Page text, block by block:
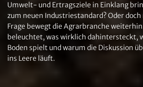
Umwelt- und Ertragsziele in Einklang
zum neuen Industriestandard? Oder doch
Frage bewegt die Agrarbranche
beleuchtet, was wirklich dahintersteckt,
Boden spielt und warum die Diskussion
ins Leere läuft.